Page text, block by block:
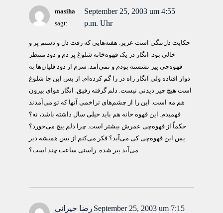
masiha
sagt:
September 25, 2003 um 4:55
p.m. Uhr
حکايت دل‌تنگی است عزيز. هفته‌هايی که رفت دل و دستم پر و
خالی بود. انگار در يک قهوه‌خانه شلوغ پر دم و دود منتظر
قهوه‌چی پير نشسته بودم و نمی‌آمد. سرم از دود قليان‌ها به
دوار افتاده ولی انگار راه در را گم کرده‌ام. از بس اين جا شلوغ
است هيچ چيز ديدنی نيست. دلم گرفته رفيق. انگار هوای بيرون
هم مه است. اين را از چشم‌های تراخمی آنها که تو می‌آمدند
فهميدم. اين قهوه خانه هم بايد خيلی سال داشته باشد، نه؟
حکماً از قهوه‌چی عمرش بيشتر است. چرا دلم پيچ می‌خورد؟
پس اين قهوه‌چی کی می‌آيد؟ فکر می‌کنم از بس هميشه دير
می‌آيد پير شده. راستی ساعت چند است؟
رضا حيراني September 25, 2003 um 7:15